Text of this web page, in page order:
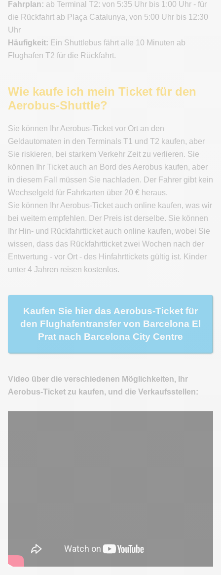
Fahrplan: ab Terminal T2: von 5:35 Uhr bis 1:00 Uhr - für
die Rückfahrt ab Plaça Catalunya, von 5:00 Uhr bis 12:30
Uhr
Häufigkeit: Ein Shuttlebus fährt alle 10 Minuten ab
Flughafen T2 für die Rückfahrt.
Wie kaufe ich mein Ticket für den
Aerobus-Shuttle?
Sie können Ihr Aerobus-Ticket vor Ort an den
Geldautomaten in den Terminals T1 und T2 kaufen, aber
Sie riskieren, bei starkem Verkehr Zeit zu verlieren. Sie
können Ihr Ticket auch an Bord des Aerobus kaufen, aber
in diesem Fall müssen Sie nachladen. Der Fahrer gibt kein
Wechselgeld für Fahrkarten über 20 € heraus.
Sie können Ihr Aerobus-Ticket auch online kaufen, was wir
bei weitem empfehlen. Der Preis ist derselbe. Sie können
Ihr Hin- und Rückfahrtticket auch online kaufen, wobei Sie
wissen, dass das Rückfahrtticket zwei Wochen nach der
Entwertung - vor Ort - des Hinfahrttickets gültig ist. Kinder
unter 4 Jahren reisen kostenlos.
Kaufen Sie hier das Aerobus-Ticket für
den Flughafentransfer von Barcelona El
Prat nach Barcelona City Centre
Video über die verschiedenen Möglichkeiten, Ihr
Aerobus-Ticket zu kaufen, und die Verkaufsstellen: